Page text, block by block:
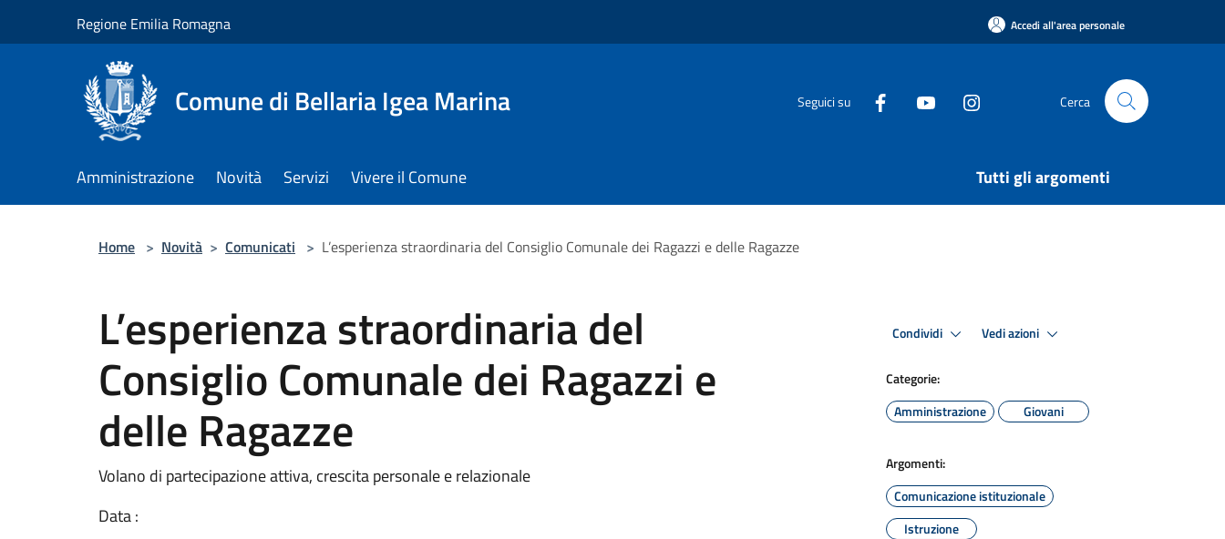
Regione Emilia Romagna Accedi all'area personale
Comune di Bellaria Igea Marina Seguici su Cerca
Amministrazione Novità Servizi Vivere il Comune Tutti gli argomenti
Home > Novità > Comunicati > L’esperienza straordinaria del Consiglio Comunale dei Ragazzi e delle Ragazze
L’esperienza straordinaria del
Consiglio Comunale dei Ragazzi e
delle Ragazze
Volano di partecipazione attiva, crescita personale e relazionale
Data :
Condividi Vedi azioni
Categorie:
Amministrazione
Giovani
Argomenti:
Comunicazione istituzionale
Istruzione